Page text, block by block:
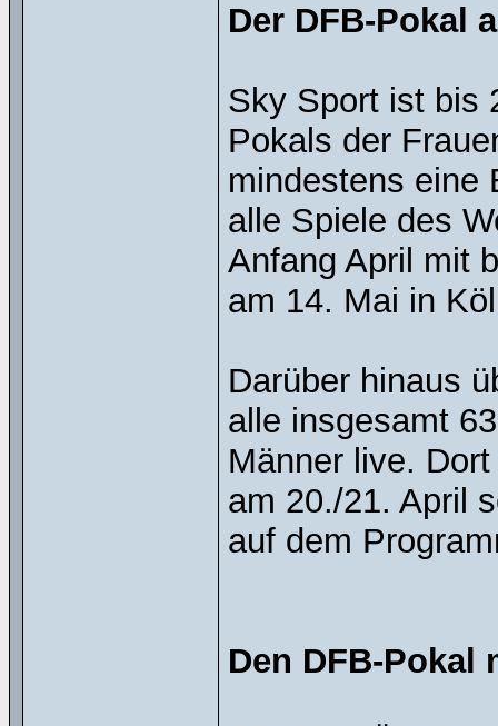
Der DFB-Pokal
Sky Sport ist bis
Pokals der
mindestens eine
alle Spiele des
Anfang April mit
am 14. Mai in
Darüber hinaus
alle insgesamt
Männer live.
am 20./21. April
auf dem
Den DFB-Pokal